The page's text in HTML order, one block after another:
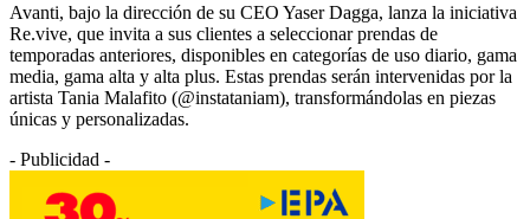
Avanti, bajo la dirección de su CEO Yaser Dagga, lanza la iniciativa
Re.vive, que invita a sus clientes a seleccionar prendas de
temporadas anteriores, disponibles en categorías de uso diario, gama
media, gama alta y alta plus. Estas prendas serán intervenidas por la
artista Tania Malafito (@instataniam), transformándolas en piezas
únicas y personalizadas.
- Publicidad -